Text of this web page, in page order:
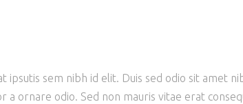
ipsutis sem nibh id elit. Duis sed odio sit amet
a ornare odio. Sed non mauris vitae erat